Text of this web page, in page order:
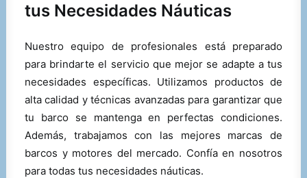
tus Necesidades Náuticas
Nuestro equipo de profesionales está preparado
para brindarte el servicio que mejor se adapte a tus
necesidades específicas. Utilizamos productos de
alta calidad y técnicas avanzadas para garantizar que
tu barco se mantenga en perfectas condiciones.
Además, trabajamos con las mejores marcas de
barcos y motores del mercado. Confía en nosotros
para todas tus necesidades náuticas.